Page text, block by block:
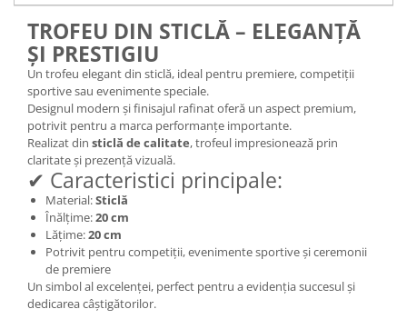
TROFEU DIN STICLĂ – ELEGANȚĂ
ȘI PRESTIGIU
Un trofeu elegant din sticlă, ideal pentru premiere, competiții
sportive sau evenimente speciale.
Designul modern și finisajul rafinat oferă un aspect premium,
potrivit pentru a marca performanțe importante.
Realizat din sticlă de calitate, trofeul impresionează prin
claritate și prezență vizuală.
✔ Caracteristici principale:
Material:Sticlă
Înălțime:20 cm
Lățime:20 cm
Potrivit pentru competiții, evenimente sportive și ceremonii
de premiere
Un simbol al excelenței, perfect pentru a evidenția succesul și
dedicarea câștigătorilor.